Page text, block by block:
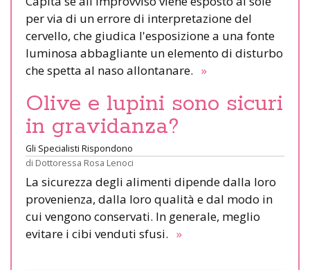
per via di un errore di interpretazione del
cervello, che giudica l'esposizione a una fonte
luminosa abbagliante un elemento di disturbo
che spetta al naso allontanare. »
Olive e lupini sono sicuri
in gravidanza?
Gli Specialisti Rispondono
di Dottoressa Rosa Lenoci
La sicurezza degli alimenti dipende dalla loro
provenienza, dalla loro qualità e dal modo in
cui vengono conservati. In generale, meglio
evitare i cibi venduti sfusi. »